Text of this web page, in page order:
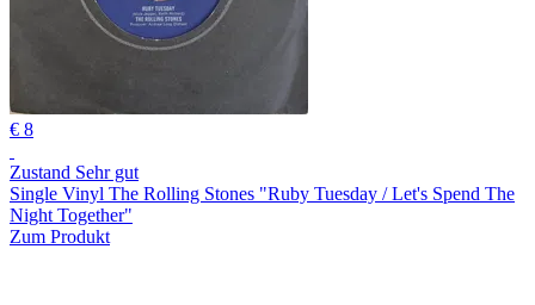
€ 8
Zustand Sehr gut
Single Vinyl The Rolling Stones "Ruby Tuesday / Let's Spend The
Night Together"
Zum Produkt